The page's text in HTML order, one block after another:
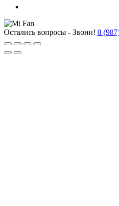
Остались вопросы - Звони! 8